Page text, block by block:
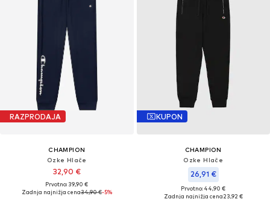
RAZPRODAJA
CHAMPION
Ozke Hlače
32,90 €
Prvotno: 39,90 €
Zadnja najnižja cena34,90 €-5%
KUPON
CHAMPION
Ozke Hlače
26,91 €
Prvotno: 44,90 €
Zadnja najnižja cena23,92 €